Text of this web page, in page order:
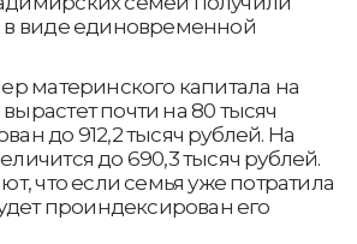
в виде единовременной
материнского капитала на
почти на 80 тысяч
до 912,2 тысяч рублей. На
до 690,3 тысяч рублей.
что если семья уже потратила
проиндексирован его